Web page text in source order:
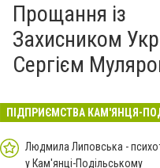
Прощання із
Захисником
Сергієм
ПІДПРИЄМСТВА КАМ'ЯНЦЯ-
Людмила Липовська -
у Кам'янці-Подільському